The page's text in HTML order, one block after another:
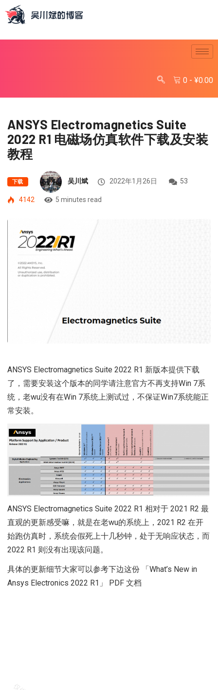
0 - ¥0.00
ANSYS Electromagnetics Suite
2022 R1 电磁场仿真软件下载及安装
教程
下载 吴川斌 2022年1月26日 53
4142 5 minutes read
ANSYS Electromagnetics Suite 2022 R1 新版本提供下载
了，需要安装这个版本的同学请注意官方不再支持Win 7系
统，老wu没有在Win 7系统上测试过，不保证Win7系统能正
常安装。
ANSYS Electromagnetics Suite 2022 R1 相对于 2021 R2 最
直观的更新感受嘛，就是在老wu的系统上，2021 R2 在开
始跑仿真时，系统会假死上十几秒钟，处于无响应状态，而
2022 R1 则没有出现该问题。
具体的更新细节大家可以参考下边这份 「What’s New in
Ansys Electronics 2022 R1」 PDF 文档